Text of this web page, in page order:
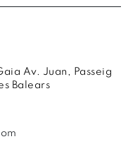
Av. Juan, Passeig
Balears